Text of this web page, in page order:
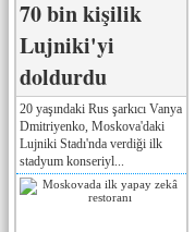
70 bin kişilik
Lujniki'yi
doldurdu
20 yaşındaki Rus şarkıcı Vanya
Dmitriyenko, Moskova'daki
Lujniki Stadı'nda verdiği ilk
stadyum konseriyl...